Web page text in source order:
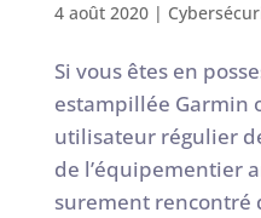
4 août 2020|
Si vous êtes en
estampillée Garmin
utilisateur régulier
de l’équipementier
surement rencontré